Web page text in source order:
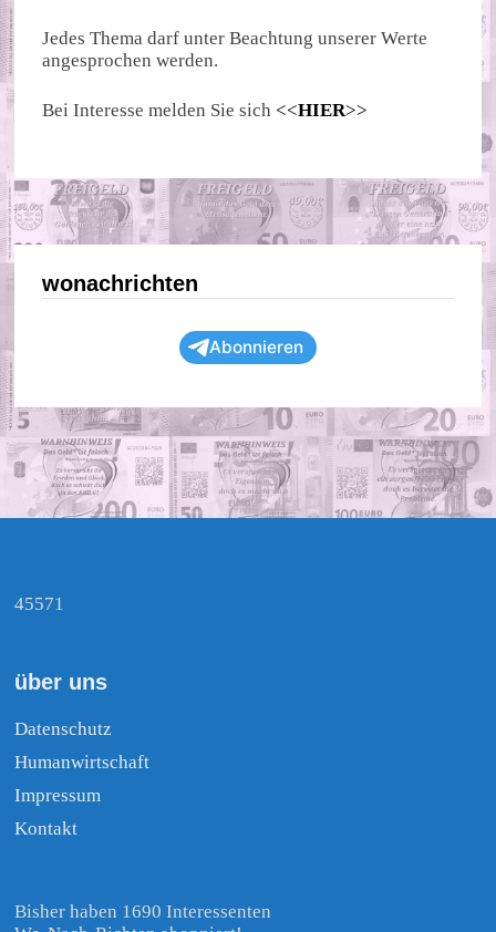
Jedes Thema darf unter Beachtung unserer Werte
angesprochen werden.
Bei Interesse melden Sie sich <<HIER>>
wonachrichten
Abonnieren
45571
über uns
Datenschutz
Humanwirtschaft
Impressum
Kontakt
Bisher haben 1690 Interessenten